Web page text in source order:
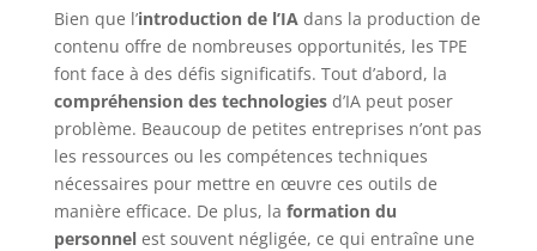
Bien que l’introduction de l’IA dans la production de
contenu offre de nombreuses opportunités, les TPE
font face à des défis significatifs. Tout d’abord, la
compréhension des technologiesd’IA peut poser
problème. Beaucoup de petites entreprises n’ont pas
les ressources ou les compétences techniques
nécessaires pour mettre en œuvre ces outils de
manière efficace. De plus, la formation du
personnelest souvent négligée, ce qui entraîne une